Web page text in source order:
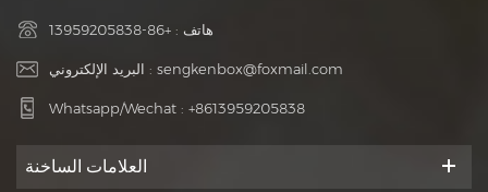
هاتف : +86-13959205838
البريد الإلكتروني : sengkenbox@foxmail.com
Whatsapp/Wechat : +8613959205838
العلامات الساخنة